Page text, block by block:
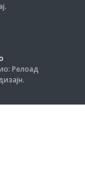
Релоад